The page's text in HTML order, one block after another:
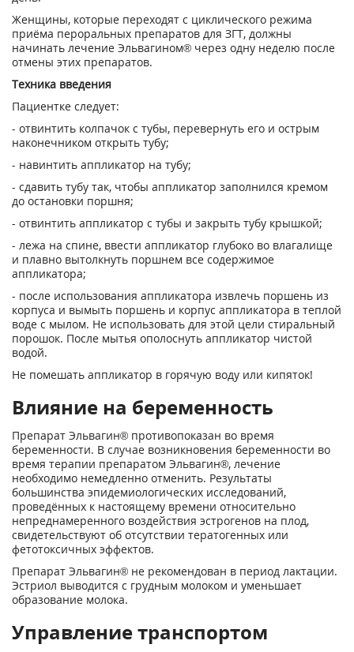
Женщины, которые переходят с циклического режима
приёма пероральных препаратов для ЗГТ, должны
начинать лечение Эльвагином® через одну неделю после
отмены этих препаратов.
Техника введения
Пациентке следует:
- отвинтить колпачок с тубы, перевернуть его и острым
наконечником открыть тубу;
- навинтить аппликатор на тубу;
- сдавить тубу так, чтобы аппликатор заполнился кремом
до остановки поршня;
- отвинтить аппликатор с тубы и закрыть тубу крышкой;
- лежа на спине, ввести аппликатор глубоко во влагалище
и плавно вытолкнуть порш­нем все содержимое
аппликатора;
- после использования аппликатора извлечь поршень из
корпуса и вымыть поршень и корпус аппликатора в теплой
воде с мылом. Не использовать для этой цели стираль­ный
порошок. После мытья ополоснуть аппликатор чистой
водой.
Не помешать аппликатор в горячую воду или кипяток!
Влияние на беременность
Препарат Эльвагин® противопоказан во время
беременности. В случае возникновения бе­ременности во
время терапии препаратом Эльвагин®, лечение
необходимо немедленно отменить. Результаты
большинства эпидемиологических исследований,
проведённых к настоящему времени относительно
непреднамеренного воздействия эстрогенов на плод,
свидетельствуют об отсутствии тератогенных или
фетотоксичных эффектов.
Препарат Эльвагин® не рекомендован в период лактации.
Эстриол выводится с грудным молоком и уменьшает
образование молока.
Управление транспортом